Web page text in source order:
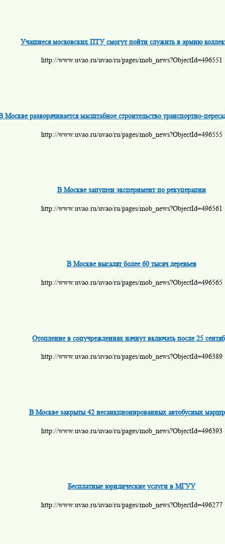
Учащиеся московских ПТУ смогут пойти служить в армию
http://www.uvao.ru/uvao/ru/pages/mob_news?ObjectId=496551
Москве разворачивается масштабное строительство транспортно-
http://www.uvao.ru/uvao/ru/pages/mob_news?ObjectId=496555
В Москве запущен эксперимент по рекуперации
http://www.uvao.ru/uvao/ru/pages/mob_news?ObjectId=496561
В Москве высадят более 60 тысяч деревьев
http://www.uvao.ru/uvao/ru/pages/mob_news?ObjectId=496565
Отопление в соцучреждениях начнут включать после 25
http://www.uvao.ru/uvao/ru/pages/mob_news?ObjectId=496389
В Москве закрыты 42 несанкционированных автобусных
http://www.uvao.ru/uvao/ru/pages/mob_news?ObjectId=496393
Бесплатные юридические услуги в МГУУ
http://www.uvao.ru/uvao/ru/pages/mob_news?ObjectId=496277